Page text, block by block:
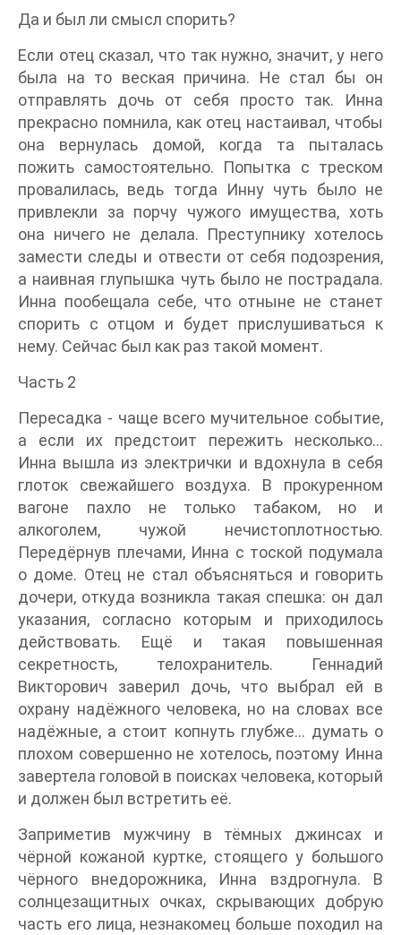
Да и был ли смысл спорить?
Если отец сказал, что так нужно, значит, у него
была на то веская причина. Не стал бы он
отправлять дочь от себя просто так. Инна
прекрасно помнила, как отец настаивал, чтобы
она вернулась домой, когда та пыталась
пожить самостоятельно. Попытка с треском
провалилась, ведь тогда Инну чуть было не
привлекли за порчу чужого имущества, хоть
она ничего не делала. Преступнику хотелось
замести следы и отвести от себя подозрения,
а наивная глупышка чуть было не пострадала.
Инна пообещала себе, что отныне не станет
спорить с отцом и будет прислушиваться к
нему. Сейчас был как раз такой момент.
Часть 2
Пересадка - чаще всего мучительное событие,
а если их предстоит пережить несколько...
Инна вышла из электрички и вдохнула в себя
глоток свежайшего воздуха. В прокуренном
вагоне пахло не только табаком, но и
алкоголем, чужой нечистоплотностью.
Передёрнув плечами, Инна с тоской подумала
о доме. Отец не стал объясняться и говорить
дочери, откуда возникла такая спешка: он дал
указания, согласно которым и приходилось
действовать. Ещё и такая повышенная
секретность, телохранитель. Геннадий
Викторович заверил дочь, что выбрал ей в
охрану надёжного человека, но на словах все
надёжные, а стоит копнуть глубже... думать о
плохом совершенно не хотелось, поэтому Инна
завертела головой в поисках человека, который
и должен был встретить её.
Заприметив мужчину в тёмных джинсах и
чёрной кожаной куртке, стоящего у большого
чёрного внедорожника, Инна вздрогнула. В
солнцезащитных очках, скрывающих добрую
часть его лица, незнакомец больше походил на